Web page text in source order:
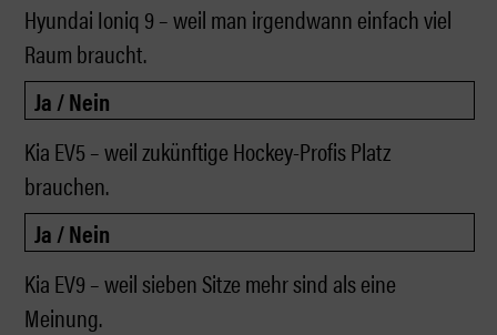
Hyundai Ioniq 9 – weil man irgendwann einfach viel
Raum braucht.
Kia EV5 – weil zukünftige Hockey-Profis Platz
brauchen.
Kia EV9 – weil sieben Sitze mehr sind als eine
Meinung.